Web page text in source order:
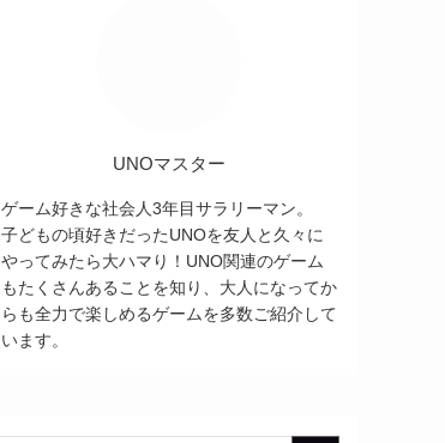
UNOマスター
ゲーム好きな社会人3年目サラリーマン。
子どもの頃好きだったUNOを友人と久々に
やってみたら大ハマり！UNO関連のゲーム
もたくさんあることを知り、大人になってか
らも全力で楽しめるゲームを多数ご紹介して
います。